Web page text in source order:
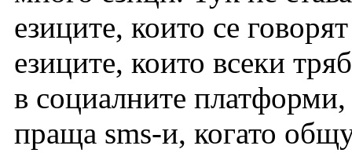
езиците, които се
езиците, които всеки
в социалните
праща sms-и, когато